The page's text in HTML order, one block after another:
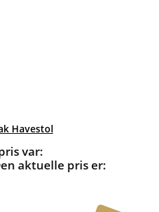
Havestol
var:
aktuelle pris er: